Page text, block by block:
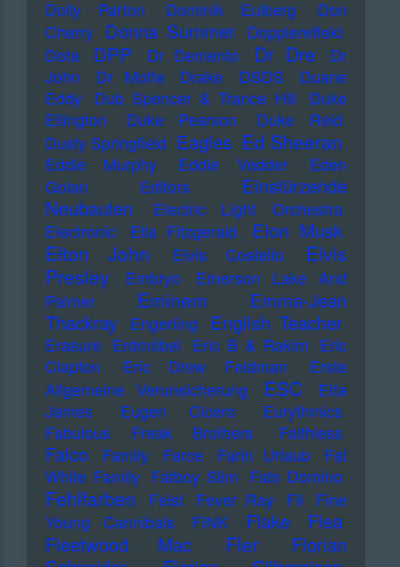
Dolly Parton
Dominik Eulberg
Don
Cherry Donna Summer Dopplereffekt
Dota
DPP Dr Demento Dr Dre
Dr
John
Dr Motte Drake DSDS
Duane
Eddy
Dub Spencer & Trance Hill
Duke
Ellington
Duke Pearson
Duke Reid
Dusty Springfield Eagles Ed Sheeran
Eddie Murphy Eddie Vedder
Eden
Golan
Editors
Einstürzende
Neubauten
Electric Light Orchestra
Electronic
Ella Fitzgerald Elon Musk
Elton John Elvis Costello
Elvis
Presley
Embryo
Emerson Lake And
Palmer
Eminem
Emma-Jean
Thackray
Engerling English Teacher
Erasure Erdmöbel Eric B & Rakim Eric
Clapton
Eric Drew Feldman
Erste
Allgemeine Verunsicherung
ESC
Etta
James
Eugen Cicero
Eurythmics
Fabulous Freak Brothers
Faithless
Falco Family Farce Farin Urlaub
Fat
White Family Fatboy Slim Fats Domino
Fehlfarben Feist Fever Ray Fil
Fine
Young Cannibals
FINK Flake
Flea
Fleetwood Mac
Fler
Florian